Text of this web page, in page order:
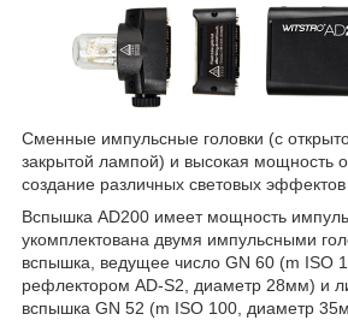
Сменные импульсные головки (с
закрытой лампой) и высокая мощность
создание различных световых эффектов
Вспышка AD200 имеет мощность
укомплектована двумя импульсными
вспышка, ведущее число GN 60 (m ISO
рефлектором AD-S2, диаметр 28мм) и
вспышка GN 52 (m ISO 100, диаметр